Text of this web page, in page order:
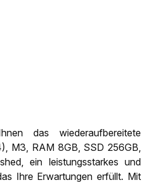
das wiederaufbereitete
M3, RAM 8GB, SSD 256GB,
ein leistungsstarkes und
Ihre Erwartungen erfüllt. Mit